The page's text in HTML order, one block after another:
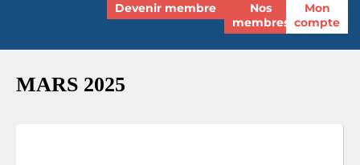
Devenir membre
Nos
membres
Mon
compte
MARS 2025